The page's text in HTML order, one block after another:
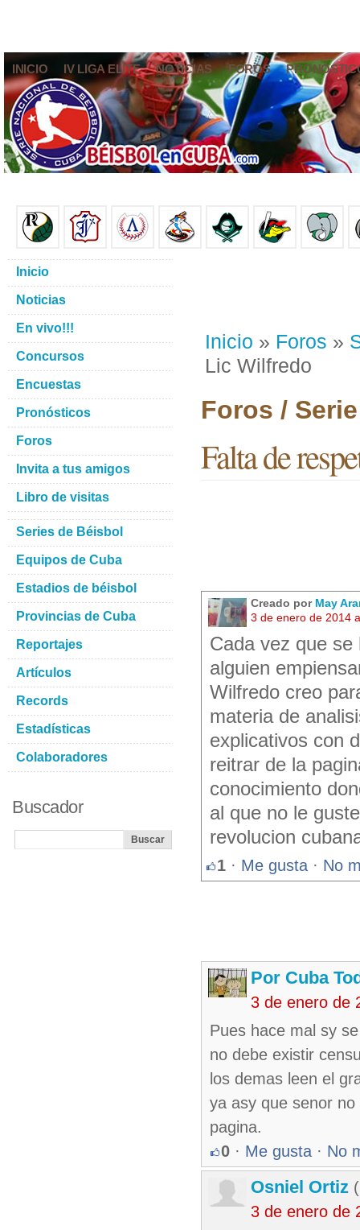
INICIO IV LIGA ELITE NOTICIAS FOROS
Inicio » Foros »
Lic Wilfredo
Foros /
Falta de
Creado por May
3 de enero de 2014
Cada vez que
alguien
Wilfredo creo
materia de
explicativos con
reitrar de la
conocimiento
al que no le
revolucion
1 · Me gusta · No
Por Cuba
3 de enero de
Pues hace mal sy
no debe existir
los demas leen el
ya asy que senor
pagina.
0 · Me gusta · No
Osniel Ortiz
3 de enero de
Inicio
Noticias
En vivo!!!
Concursos
Encuestas
Pronósticos
Foros
Invita a tus amigos
Libro de visitas
Series de Béisbol
Equipos de Cuba
Estadios de béisbol
Provincias de Cuba
Reportajes
Artículos
Records
Estadísticas
Colaboradores
Buscador